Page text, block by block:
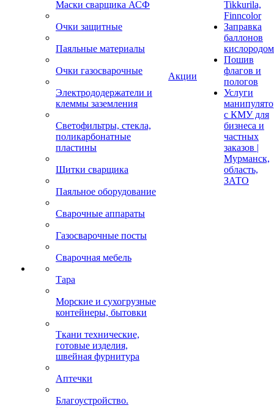
Маски сварщика АСФ
Очки защитные
Паяльные материалы
Очки газосварочные
Электрододержатели и
клеммы заземления
Светофильтры, стекла,
поликарбонатные
пластины
Щитки сварщика
Паяльное оборудование
Сварочные аппараты
Газосварочные посты
Сварочная мебель
Тара
Морские и сухогрузные
контейнеры, бытовки
Ткани технические,
готовые изделия,
швейная фурнитура
Аптечки
Благоустройство.
Акции
Tikkurila,
Finncolor
Заправка
баллонов
кислородом
Пошив
флагов и
пологов
Услуги
с КМУ для
бизнеса и
частных
заказов |
Мурманск,
область,
ЗАТО